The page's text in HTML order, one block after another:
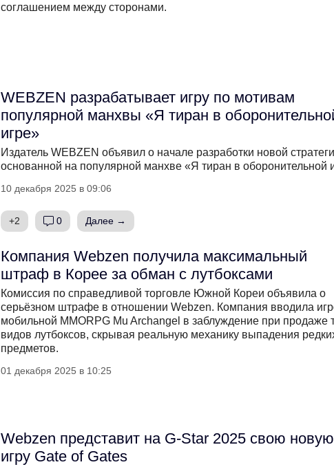
соглашением между сторонами.
WEBZEN разрабатывает игру по мотивам
популярной манхвы «Я тиран в
игре»
Издатель WEBZEN объявил о начале разработки новой
основанной на популярной манхве «Я тиран в оборонительной
10 декабря 2025 в 09:06
+2 0 Далее →
Компания Webzen получила максимальный
штраф в Корее за обман с лутбоксами
Комиссия по справедливой торговле Южной Кореи объявила о
серьёзном штрафе в отношении Webzen. Компания вводила
мобильной MMORPG Mu Archangel в заблуждение при продаже
видов лутбоксов, скрывая реальную механику выпадения
предметов.
01 декабря 2025 в 10:25
Webzen представит на G-Star 2025 свою новую
игру Gate of Gates